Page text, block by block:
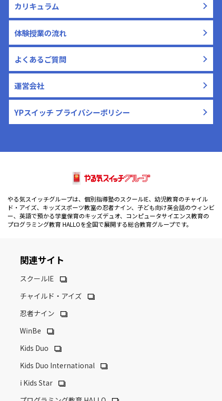
カリキュラム
体験授業の流れ
よくあるご質問
運営会社
YPスイッチ プライバシーポリシー
やる気スイッチグループは、個別指導塾のスクールIE、幼児教育のチャイル
ド・アイズ、キッズスポーツ教室の忍者ナイン、子ども向け英会話のウィンビ
ー、英語で預かる学童保育のキッズデュオ、コンピュータサイエンス教育の
プログラミング教育 HALLOを全国で展開する総合教育グループです。
関連サイト
スクールIE
チャイルド・アイズ
忍者ナイン
WinBe
Kids Duo
Kids Duo International
i Kids Star